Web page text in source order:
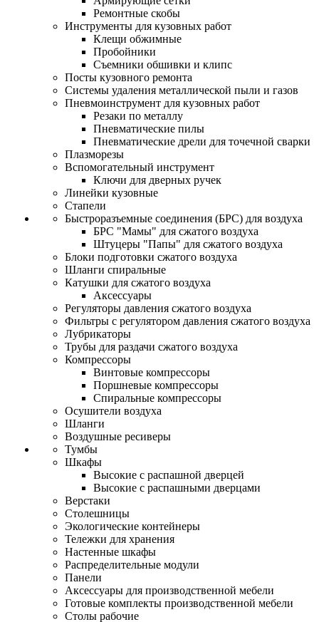
Ремонтные скобы
Инструменты для кузовных работ
Клещи обжимные
Пробойники
Съемники обшивки и клипс
Посты кузовного ремонта
Системы удаления металлической пыли и газов
Пневмоинструмент для кузовных работ
Резаки по металлу
Пневматические пилы
Пневматические дрели для точечной сварки
Плазморезы
Вспомогательный инструмент
Ключи для дверных ручек
Линейки кузовные
Стапели
Быстроразъемные соединения (БРС) для воздуха
БРС "Мамы" для сжатого воздуха
Штуцеры "Папы" для сжатого воздуха
Блоки подготовки сжатого воздуха
Шланги спиральные
Катушки для сжатого воздуха
Аксессуары
Регуляторы давления сжатого воздуха
Фильтры с регулятором давления сжатого воздуха
Лубрикаторы
Трубы для раздачи сжатого воздуха
Компрессоры
Винтовые компрессоры
Поршневые компрессоры
Спиральные компрессоры
Осушители воздуха
Шланги
Воздушные ресиверы
Тумбы
Шкафы
Высокие с распашной дверцей
Высокие с распашными дверцами
Верстаки
Столешницы
Экологические контейнеры
Тележки для хранения
Настенные шкафы
Распределительные модули
Панели
Аксессуары для производственной мебели
Готовые комплекты производственной мебели
Столы рабочие